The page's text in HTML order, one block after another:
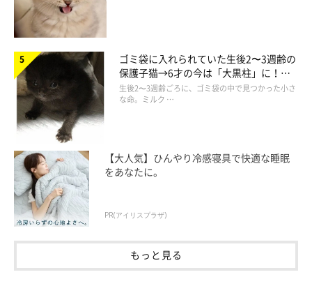
ピンクのリボンが愛らしいローズちゃん
@tanenecoshopさんが、作品づくりを始めたのは、2016年のこ
ゴミ袋に入れられていた生後2〜3週齢の
保護子猫→6才の今は「大黒柱」に！
美しい黒猫に成長した姿にグッとくる
生後2〜3週齢ごろに、ゴミ袋の中で見つかった小さ
な命。ミルク …
【大人気】ひんやり冷感寝具で快適な睡眠
をあなたに。
PR(アイリスプラザ)
もっと見る